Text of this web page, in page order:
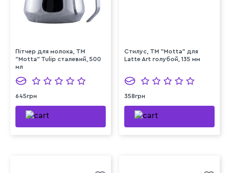
Пітчер для молока, ТМ
"Motta" Tulip сталевий, 500
мл
645грн
Стилус, ТМ "Motta" для
Latte Art голубой, 135 мм
358грн